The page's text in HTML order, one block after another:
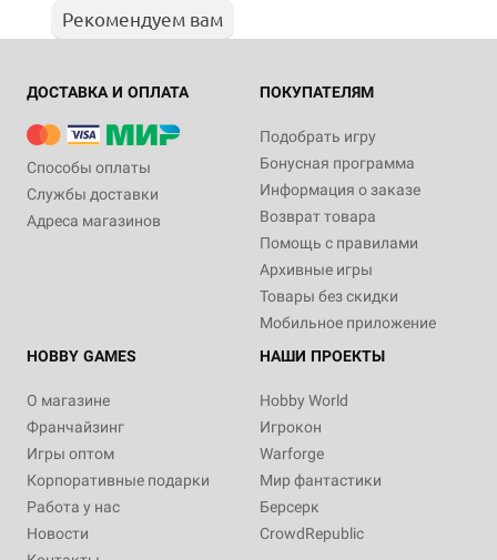
Рекомендуем вам
ДОСТАВКА И ОПЛАТА
Способы оплаты
Службы доставки
Адреса магазинов
ПОКУПАТЕЛЯМ
Подобрать игру
Бонусная программа
Информация о заказе
Возврат товара
Помощь с правилами
Архивные игры
Товары без скидки
Мобильное приложение
HOBBY GAMES
О магазине
Франчайзинг
Игры оптом
Корпоративные подарки
Работа у нас
Новости
НАШИ ПРОЕКТЫ
Hobby World
Игрокон
Warforge
Мир фантастики
Берсерк
CrowdRepublic